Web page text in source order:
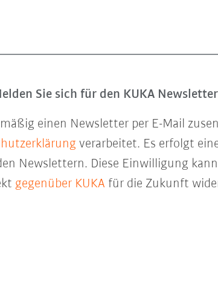
Sie sich für den KUKA
einen Newsletter per E-Mail
verarbeitet. Es erfolgt
Newslettern. Diese Einwilligung
gegenüber KUKA für die Zukunft